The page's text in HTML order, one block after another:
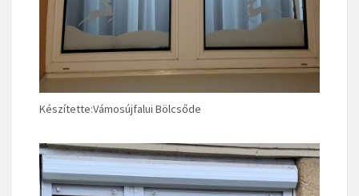
Készítette:Vámosújfalui Bölcsőde